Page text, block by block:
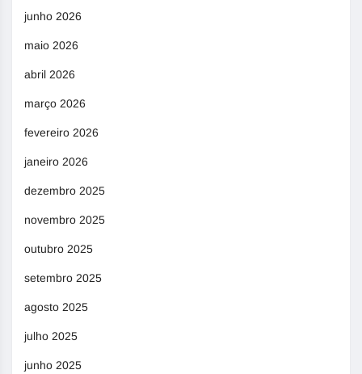
junho 2026
maio 2026
abril 2026
março 2026
fevereiro 2026
janeiro 2026
dezembro 2025
novembro 2025
outubro 2025
setembro 2025
agosto 2025
julho 2025
junho 2025